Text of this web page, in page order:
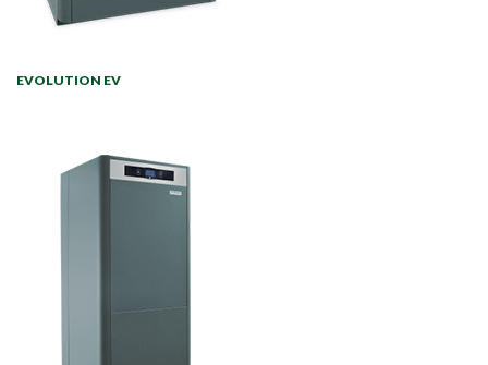
EVOLUTION EV